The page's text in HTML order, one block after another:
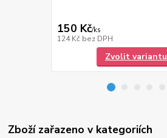
150 Kč/ks
124 Kč bez DPH
Zvolit variantu
Zboží zařazeno v kategoriích